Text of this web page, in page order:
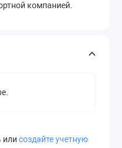
компанией.
или создайте учетную